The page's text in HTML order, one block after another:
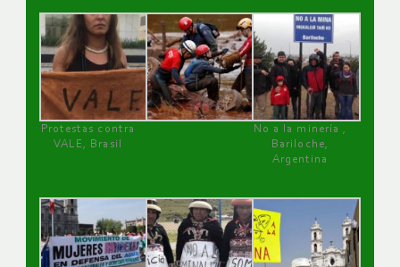
Protestas contra
VALE, Brasil
No a la minería ,
Bariloche,
Argentina